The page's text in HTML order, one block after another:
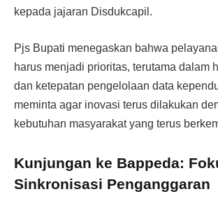
kepada jajaran Disdukcapil.
Pjs Bupati menegaskan bahwa
harus menjadi prioritas, terutama dalam
dan ketepatan pengelolaan data
meminta agar inovasi terus dilakukan
kebutuhan masyarakat yang terus
Kunjungan ke Bappeda:
Sinkronisasi Penganggaran